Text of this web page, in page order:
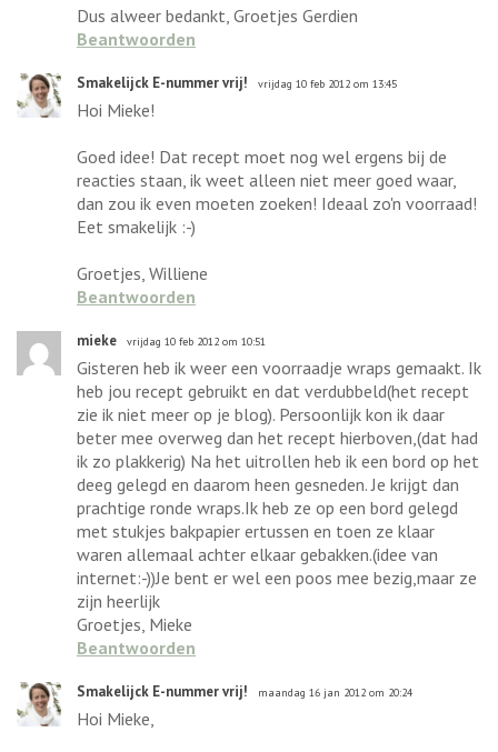
Dus alweer bedankt, Groetjes Gerdien
Beantwoorden
Smakelijck E-nummer vrij! vrijdag 10 feb 2012 om 13:45
Hoi Mieke!
Goed idee! Dat recept moet nog wel ergens bij de
reacties staan, ik weet alleen niet meer goed waar,
dan zou ik even moeten zoeken! Ideaal zo'n voorraad!
Eet smakelijk :-)
Groetjes, Williene
Beantwoorden
mieke vrijdag 10 feb 2012 om 10:51
Gisteren heb ik weer een voorraadje wraps gemaakt. Ik
heb jou recept gebruikt en dat verdubbeld(het recept
zie ik niet meer op je blog). Persoonlijk kon ik daar
beter mee overweg dan het recept hierboven,(dat had
ik zo plakkerig) Na het uitrollen heb ik een bord op het
deeg gelegd en daarom heen gesneden. Je krijgt dan
prachtige ronde wraps.Ik heb ze op een bord gelegd
met stukjes bakpapier ertussen en toen ze klaar
waren allemaal achter elkaar gebakken.(idee van
internet:-))Je bent er wel een poos mee bezig,maar ze
zijn heerlijk
Groetjes, Mieke
Beantwoorden
Smakelijck E-nummer vrij! maandag 16 jan 2012 om 20:24
Hoi Mieke,